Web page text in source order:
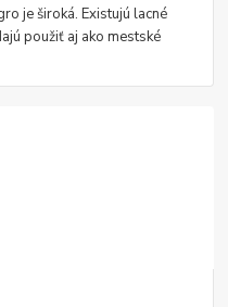
je široká. Existujú lacné
použiť aj ako mestské